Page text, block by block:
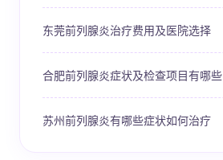
东莞前列腺炎治疗费用及医院选择
合肥前列腺炎症状及检查项目有哪些
苏州前列腺炎有哪些症状如何治疗